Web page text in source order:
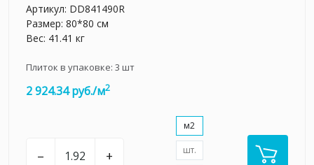
Артикул: DD841490R
Размер: 80*80 см
Вес: 41.41 кг
Плиток в упаковке: 3 шт
2 924.34 руб./м2
– +
м2
шт.